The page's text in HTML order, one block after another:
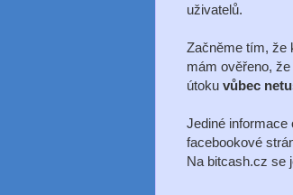
uživatelů.
Začněme tím, že
mám ověřeno,
útoku vůbec
Jediné informace
facebookové
Na bitcash.cz se